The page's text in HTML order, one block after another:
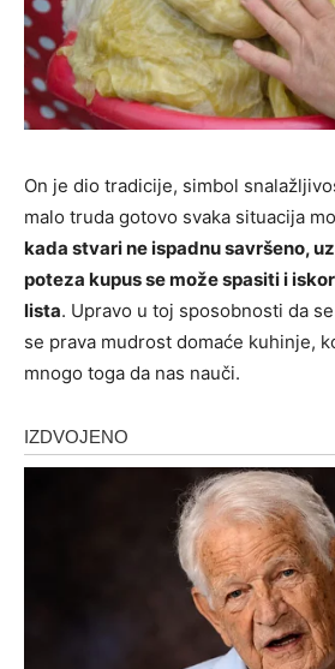
On je dio tradicije, simbol
malo truda gotovo svaka situacija
kada stvari ne ispadnu savršeno,
poteza kupus se može spasiti i
lista. Upravo u toj sposobnosti da
se prava mudrost domaće kuhinje,
mnogo toga da nas nauči.